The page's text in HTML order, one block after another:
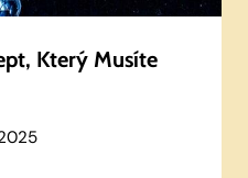
Který Musíte